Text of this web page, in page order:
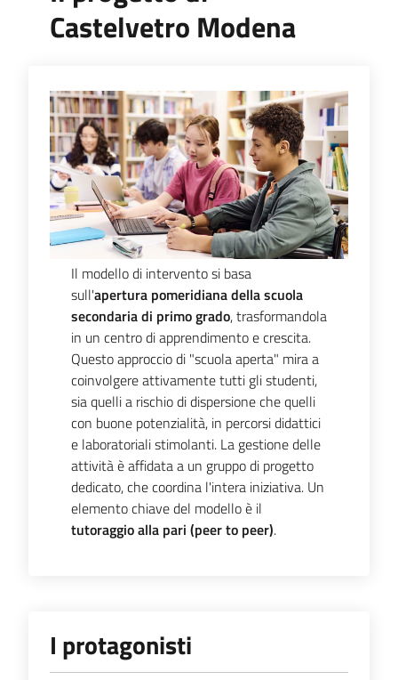
progetti
Seguici
Castelvetro Modena
Il modello di intervento si basa
sull'apertura pomeridiana della scuola
secondaria di primo grado, trasformandola
in un centro di apprendimento e crescita.
Questo approccio di "scuola aperta" mira a
coinvolgere attivamente tutti gli studenti,
sia quelli a rischio di dispersione che quelli
con buone potenzialità, in percorsi didattici
e laboratoriali stimolanti. La gestione delle
attività è affidata a un gruppo di progetto
dedicato, che coordina l'intera iniziativa. Un
elemento chiave del modello è il
tutoraggio alla pari (peer to peer).
I protagonisti